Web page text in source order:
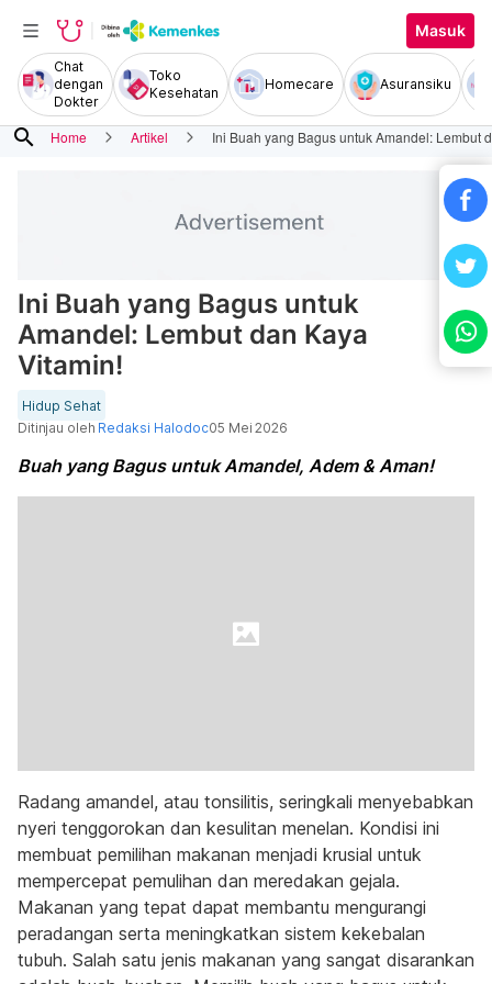
Masuk
Chat
dengan
Dokter
Toko
Kesehatan
Homecare Asuransiku
search Home Artikel Ini Buah yang Bagus untuk Amandel: Lembut
Ini Buah yang Bagus untuk
Amandel: Lembut dan Kaya
Vitamin!
Hidup Sehat
Ditinjau oleh Redaksi Halodoc05 Mei 2026
Buah yang Bagus untuk Amandel, Adem & Aman!
Radang amandel, atau tonsilitis, seringkali menyebabkan
nyeri tenggorokan dan kesulitan menelan. Kondisi ini
membuat pemilihan makanan menjadi krusial untuk
mempercepat pemulihan dan meredakan gejala.
Makanan yang tepat dapat membantu mengurangi
peradangan serta meningkatkan sistem kekebalan
tubuh. Salah satu jenis makanan yang sangat disarankan